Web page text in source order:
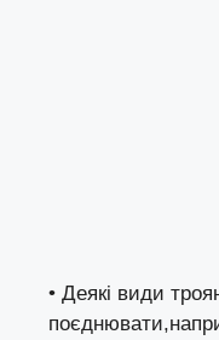
• Деякі види